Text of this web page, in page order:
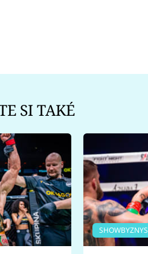
SI TAKÉ
SHOWBYZNYS